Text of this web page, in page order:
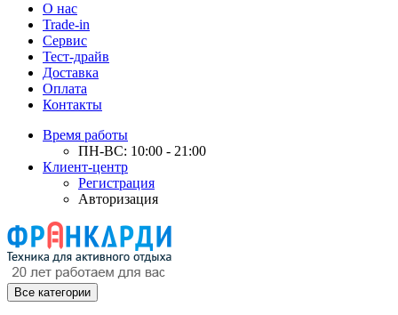
О нас
Trade-in
Сервис
Тест-драйв
Доставка
Оплата
Контакты
Время работы
ПН-ВС: 10:00 - 21:00
Клиент-центр
Регистрация
Авторизация
Все категории